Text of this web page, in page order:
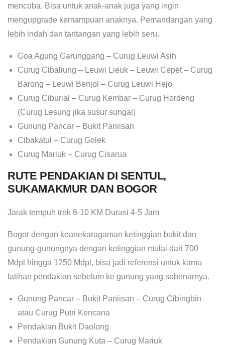
Jalur hiking & hiking pemula di Sentul sangat ramah dan
cocok untuk kamu pemula atau remaja yang baru ingin
mencoba. Bisa untuk anak-anak juga yang ingin
lebih indah dan tantangan yang lebih seru.
Goa Agung Garunggang – Curug Leuwi Asih
Curug Cibaliung – Leuwi Lieuk – Leuwi Cepet – Curug
Barong – Leuwi Benjol – Curug Leuwi Hejo
Curug Ciburial – Curug Kembar – Curug Hordeng
(Curug Lesung jika susur sungai)
Gunung Pancar – Bukit Paniisan
Curug Mariuk – Curug Cisarua
SUKAMAKMUR DAN BOGOR
Jarak tempuh trek 6-10 KM Durasi 4-5 Jam
Bogor dengan keanekaragaman ketinggian bukit dan
gunung-gunungnya dengan ketinggian mulai dari 700
latihan pendakian sebelum ke gunung yang sebenarnya.
Gunung Pancar – Bukit Paniisan – Curug Cibingbin
atau Curug Putri Kencana